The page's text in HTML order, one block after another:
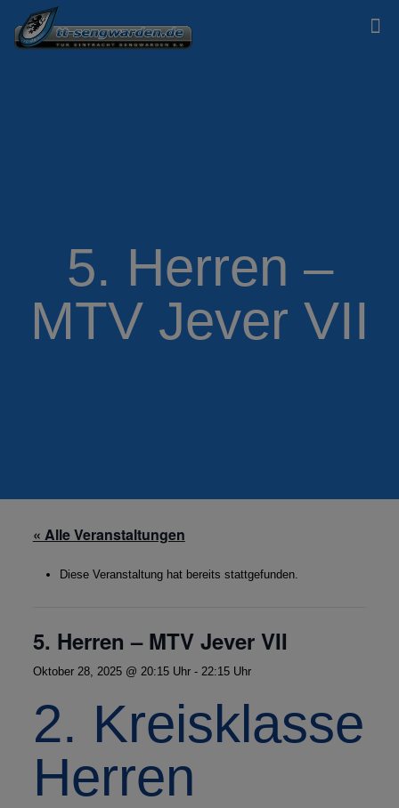
5. Herren –
MTV Jever VII
« Alle Veranstaltungen
Diese Veranstaltung hat bereits stattgefunden.
5. Herren – MTV Jever VII
Oktober 28, 2025 @ 20:15 Uhr- 22:15 Uhr
2. Kreisklasse
Herren